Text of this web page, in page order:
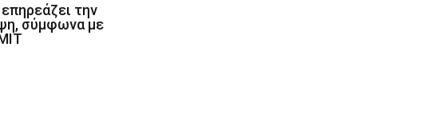
την
σύμφωνα με